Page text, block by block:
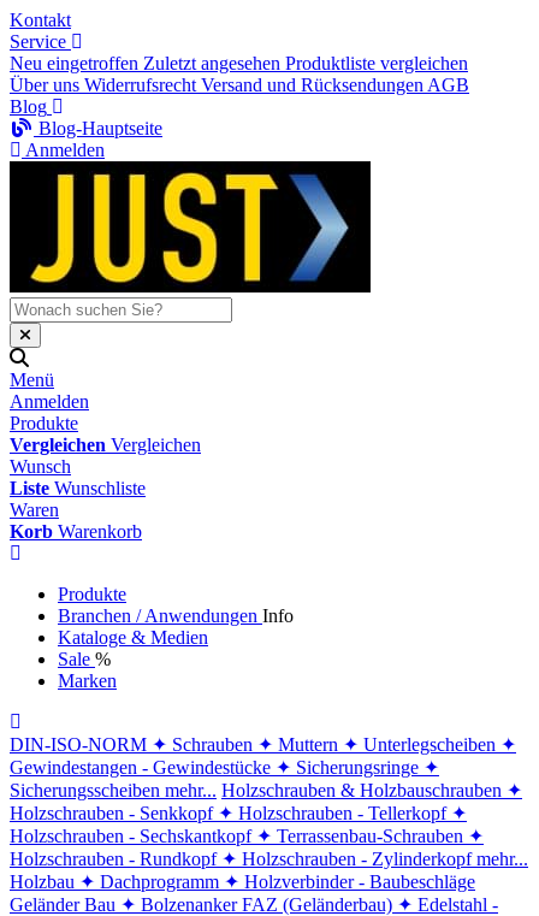
Kontakt
Service
Neu eingetroffen Zuletzt angesehen Produktliste vergleichen
Über uns Widerrufsrecht Versand und Rücksendungen AGB
Blog
Blog-Hauptseite
Anmelden
Menü
Anmelden
Produkte
Vergleichen Vergleichen
Wunsch
Liste Wunschliste
Waren
Korb Warenkorb
Produkte
Branchen / Anwendungen Info
Kataloge & Medien
Sale %
Marken
DIN-ISO-NORM ✦ Schrauben ✦ Muttern ✦ Unterlegscheiben ✦
Gewindestangen - Gewindestücke ✦ Sicherungsringe ✦
Sicherungsscheiben mehr... Holzschrauben & Holzbauschrauben ✦
Holzschrauben - Senkkopf ✦ Holzschrauben - Tellerkopf ✦
Holzschrauben - Sechskantkopf ✦ Terrassenbau-Schrauben ✦
Holzschrauben - Rundkopf ✦ Holzschrauben - Zylinderkopf mehr...
Holzbau ✦ Dachprogramm ✦ Holzverbinder - Baubeschläge
Geländer Bau ✦ Bolzenanker FAZ (Geländerbau) ✦ Edelstahl -